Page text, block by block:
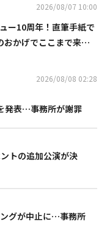
2026/08/07 10:00
ー10周年！直筆手紙で
おかげでここまで来ら
2026/08/08 02:28
発表…事務所が謝罪
トの追加公演が決
グが中止に…事務所